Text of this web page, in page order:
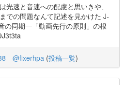
光速と音速への配慮と思いきや、
での問題なんて記述を見かけた J-
の同期―「動画先行の原則」の根
@fixerhpa (投稿一覧)